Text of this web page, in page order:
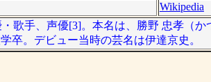
Wikipedia
歌手、声優[3]。本名は、勝野 忠孝（か
卒。デビュー当時の芸名は伊達京史。